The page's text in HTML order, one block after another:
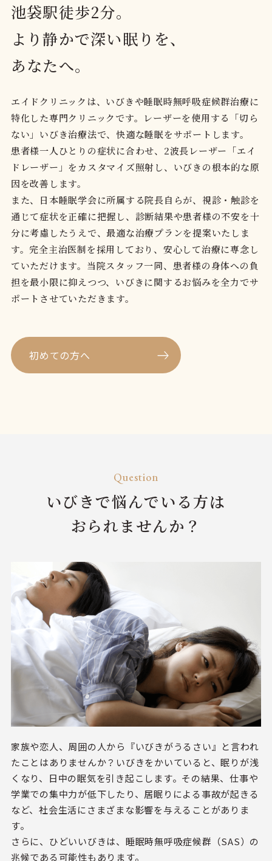
池袋駅徒歩2分。
より静かで深い眠りを、
あなたへ。
エイドクリニックは、いびきや睡眠時無呼吸症候群治療に
特化した専門クリニックです。レーザーを使用する「切ら
ない」いびき治療法で、快適な睡眠をサポートします。
患者様一人ひとりの症状に合わせ、2波長レーザー「エイ
ドレーザー」をカスタマイズ照射し、いびきの根本的な原
因を改善します。
また、日本睡眠学会に所属する院長自らが、視診・触診を
通じて症状を正確に把握し、診断結果や患者様の不安を十
分に考慮したうえで、最適な治療プランを提案いたしま
す。完全主治医制を採用しており、安心して治療に専念し
ていただけます。当院スタッフ一同、患者様の身体への負
担を最小限に抑えつつ、いびきに関するお悩みを全力でサ
ポートさせていただきます。
初めての方へ
Question
いびきで悩んでいる方は
おられませんか？
家族や恋人、周囲の人から『いびきがうるさい』と言われ
たことはありませんか？いびきをかいていると、眠りが浅
くなり、日中の眠気を引き起こします。その結果、仕事や
学業での集中力が低下したり、居眠りによる事故が起きる
など、社会生活にさまざまな影響を与えることがありま
す。
さらに、ひどいいびきは、睡眠時無呼吸症候群（SAS）の
兆候である可能性もあります。